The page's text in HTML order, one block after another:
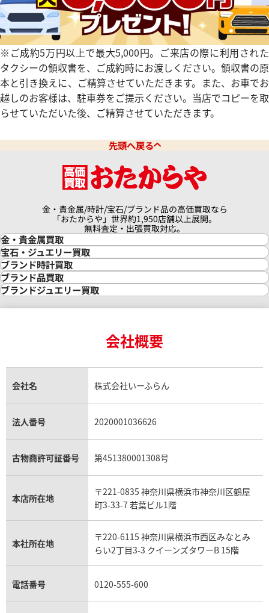
イトジャスト 126331G 10P
27日時点の参考買取価格で
ロレックス デイトジャスト
3,670,000円
※2026年7月時点の参考買取
※ご成約5万円以上で最大5,000円。ご来店の際に利用された
タクシーの領収書を、ご成約時にお渡しください。領収書の原
本と引き換えに、ご精算させていただきます。また、お車でお
越しのお客様は、駐車券をご提示ください。当店でコピーを取
らせていただいた後、ご精算させていただきます。
先頭へ戻る
金・貴金属/時計/宝石/ブランド品の高価買取なら
「おたからや」世界約1,950店舗以上展開。
無料査定・出張買取対応。
金・貴金属買取
金買取
金の相場価格情報
金の参考買取価格一覧
インゴット買取
インゴットの相場価格情報
24金買取
金貨買取
貴金属買取
銀・シルバー買取
パラジウム買取
宝石・ジュエリー買取
宝石・ジュエリー買取
ダイヤモンド買取
ダイヤモンド・宝石の参考価格一覧
リング・結婚指輪買取
エメラルド買取
トパーズ買取
タンザナイト買取
キャッツアイ買取
アクアマリン買取
ブランド時計買取
時計買取
ロレックス買取
ロレックス デイトナ買取
ロレックス サブマリーナー買取
ロレックス エクスプローラー買取
ロレックス デイトジャスト買取
パテック フィリップノーチラス買取
ヴァシュロン・コンスタンタン買取
オメガ買取
カルティエ買取
フランク ミュラー買取
リシャール・ミル買取
パネライ買取
チューダー（チュードル）買取
ブランド品買取
ブランド買取
シャネル マトラッセ買取
セリーヌ買取
プラダ買取
ブランドジュエリー買取
ヴァンクリーフ＆アーペル買取
ショーメ買取
ダミアーニ買取
モーブッサン買取
会社概要
会社名 株式会社いーふらん
法人番号 2020001036626
古物商許可証番号 第451380001308号
本店所在地
〒221-0835 神奈川県横浜市神奈川区鶴屋
町3-33-7 若葉ビル1階
本社所在地
〒220-6115 神奈川県横浜市西区みなとみ
らい2丁目3-3 クイーンズタワーB 15階
電話番号 0120-555-600